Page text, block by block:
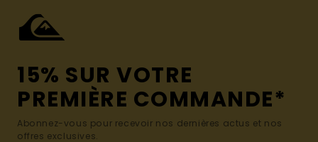
15% SUR VOTRE
PREMIÈRE COMMANDE*
Abonnez-vous pour recevoir nos dernières actus et nos
offres exclusives.